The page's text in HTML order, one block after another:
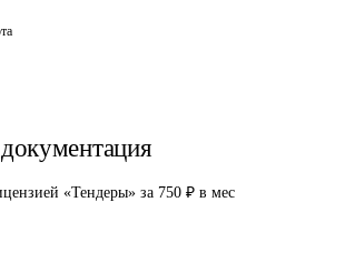
«Тендеры» за 750 ₽ в мес